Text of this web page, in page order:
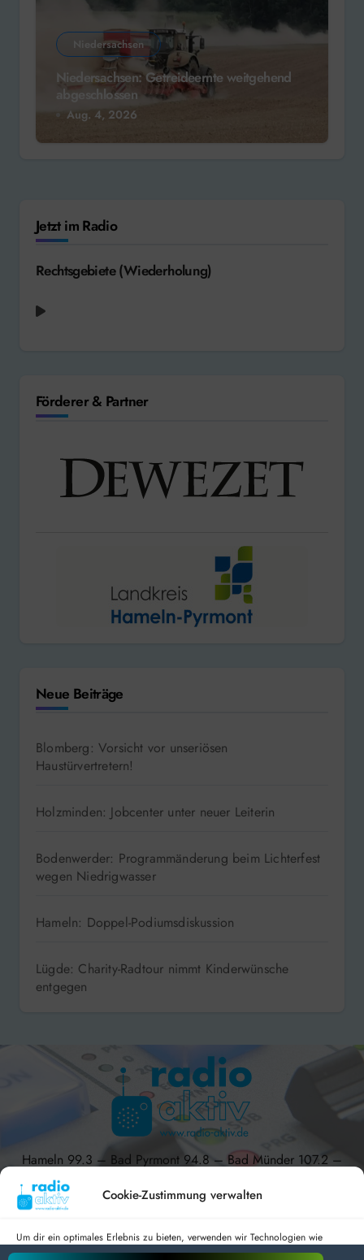
Cookie-Zustimmung verwalten
Um dir ein optimales Erlebnis zu bieten, verwenden wir Technologien wie
Cookies, um Geräteinformationen zu speichern und/oder darauf zuzugreifen.
Niedersachsen
Niedersachsen: Getreideernte weitgehend
abgeschlossen
Aug. 4, 2026
Jetzt im Radio
Rechtsgebiete (Wiederholung)
Förderer & Partner
Neue Beiträge
Blomberg: Vorsicht vor unseriösen
Haustürvertretern!
Holzminden: Jobcenter unter neuer Leiterin
Bodenwerder: Programmänderung beim Lichterfest
wegen Niedrigwasser
Hameln: Doppel-Podiumsdiskussion
Lügde: Charity-Radtour nimmt Kinderwünsche
entgegen
Hameln 99.3 – Bad Pyrmont 94.8 – Bad Münder 107.2 –
DAB+ 9C